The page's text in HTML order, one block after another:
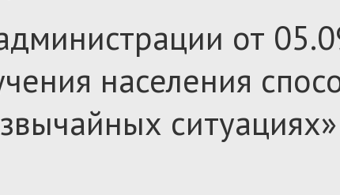
от
населения
ситуациях»